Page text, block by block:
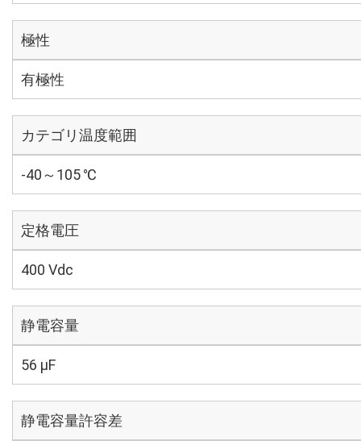
極性
有極性
カテゴリ温度範囲
-40～105 ℃
定格電圧
400 Vdc
静電容量
56 µF
静電容量許容差